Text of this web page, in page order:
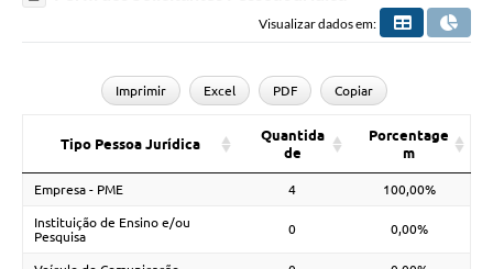
Visualizar dados em:
Imprimir Excel PDF Copiar
Tipo Pessoa Jurídica
Quantida
de
Porcentage
m
Empresa - PME 4 100,00%
Instituição de Ensino e/ou
Pesquisa
0 0,00%